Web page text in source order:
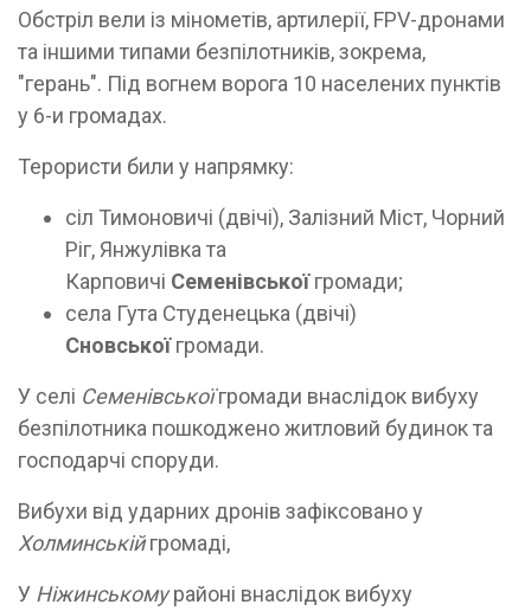
Обстріл вели із мінометів, артилерії, FPV-дронами
та іншими типами безпілотників, зокрема,
"герань". Під вогнем ворога 10 населених пунктів
у 6-и громадах.
Терористи били у напрямку:
сіл Тимоновичі (двічі), Залізний Міст, Чорний
Ріг, Янжулівка та
Карповичі Семенівськоїгромади;
села Гута Студенецька (двічі)
Сновськоїгромади.
У селі Семенівськоїгромади внаслідок вибуху
безпілотника пошкоджено житловий будинок та
господарчі споруди.
Вибухи від ударних дронів зафіксовано у
Холминськійгромаді,
У Ніжинськомурайоні внаслідок вибуху